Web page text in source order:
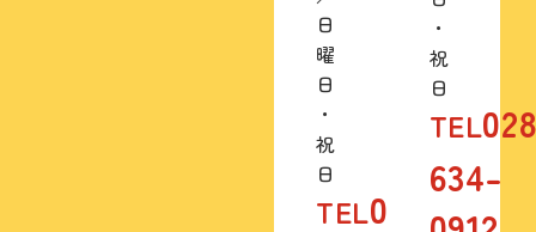
日
曜
日
・
祝
日
TEL028-
・
祝
日
TEL
634-